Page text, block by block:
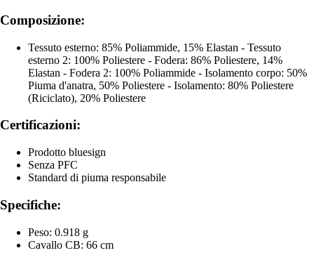
Composizione:
Tessuto esterno: 85% Poliammide, 15% Elastan - Tessuto
esterno 2: 100% Poliestere - Fodera: 86% Poliestere, 14%
Elastan - Fodera 2: 100% Poliammide - Isolamento corpo: 50%
Piuma d'anatra, 50% Poliestere - Isolamento: 80% Poliestere
(Riciclato), 20% Poliestere
Certificazioni:
Prodotto bluesign
Senza PFC
Standard di piuma responsabile
Specifiche:
Peso: 0.918 g
Cavallo CB: 66 cm